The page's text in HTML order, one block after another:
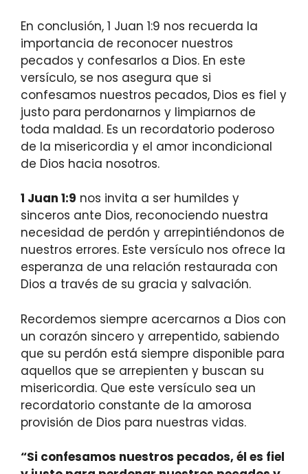
En conclusión, 1 Juan 1:9 nos recuerda la
importancia de reconocer nuestros
pecados y confesarlos a Dios. En este
versículo, se nos asegura que si
confesamos nuestros pecados, Dios es fiel y
justo para perdonarnos y limpiarnos de
toda maldad. Es un recordatorio poderoso
de la misericordia y el amor incondicional
de Dios hacia nosotros.
1 Juan 1:9 nos invita a ser humildes y
sinceros ante Dios, reconociendo nuestra
necesidad de perdón y arrepintiéndonos de
nuestros errores. Este versículo nos ofrece la
esperanza de una relación restaurada con
Dios a través de su gracia y salvación.
Recordemos siempre acercarnos a Dios con
un corazón sincero y arrepentido, sabiendo
que su perdón está siempre disponible para
aquellos que se arrepienten y buscan su
misericordia. Que este versículo sea un
recordatorio constante de la amorosa
provisión de Dios para nuestras vidas.
“Si confesamos nuestros pecados, él es fiel